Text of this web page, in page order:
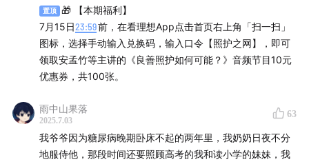
为什么年轻人也开始关心照护？
人离了别人的照顾，其实很难好好活着
人类学视角下的“照护”，主要关心的问题是什么？
照护，是理解生命的一面镜子
照护中的沟通困境
置顶
🎁 【本期福利】
7月15日23:59前，在看理想App点击首页右上角「扫一扫」
图标，选择手动输入兑换码，输入口令【照护之网】，即可
领取安孟竹等主讲的《良善照护如何可能？》音频节目10元
优惠券，共100张。
雨中山果落
2025.7.03
63
我爷爷因为糖尿病晚期卧床不起的两年里，我奶奶日夜不分
地服侍他，那段时间还要照顾高考的我和读小学的妹妹，我